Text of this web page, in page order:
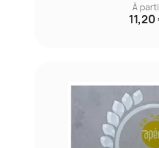
À
11,20